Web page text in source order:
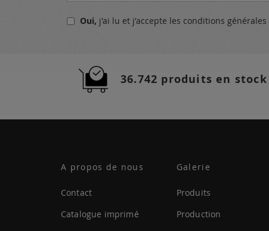
lettreOui, j'ai lu et j'accepte les conditions générales
36.742 produits en stock
A propos de nous
Contact
Catalogue imprimé
Galerie
Produits
Production